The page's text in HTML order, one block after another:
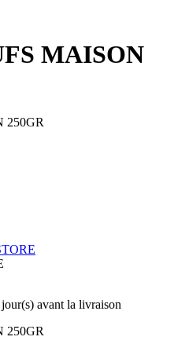
MAISON
jour(s) avant la livraison